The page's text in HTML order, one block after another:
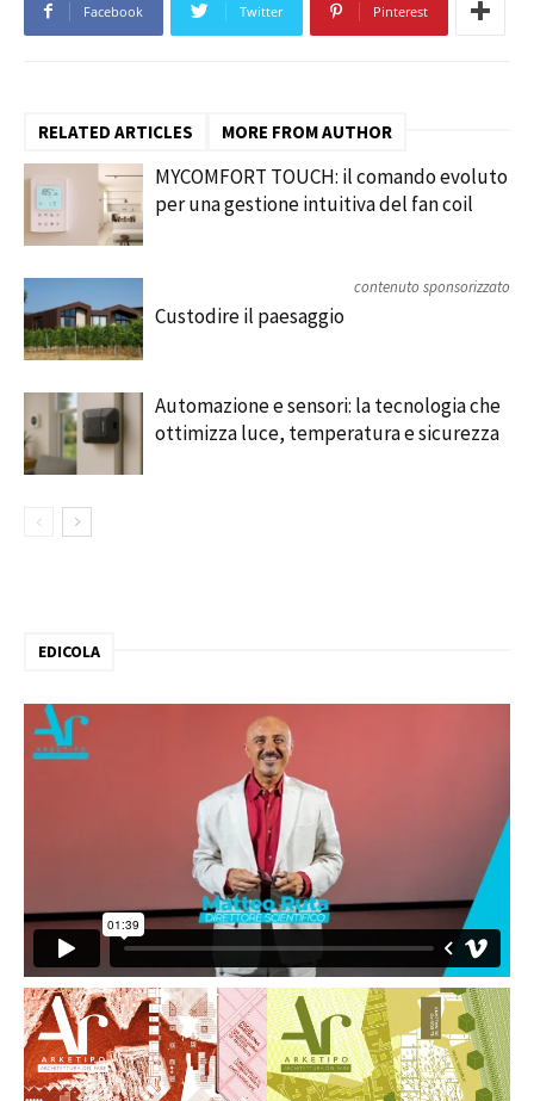
Facebook Twitter Pinterest
RELATED ARTICLES MORE FROM AUTHOR
MYCOMFORT TOUCH: il comando evoluto
per una gestione intuitiva del fan coil
contenuto sponsorizzato
Custodire il paesaggio
Automazione e sensori: la tecnologia che
ottimizza luce, temperatura e sicurezza
EDICOLA